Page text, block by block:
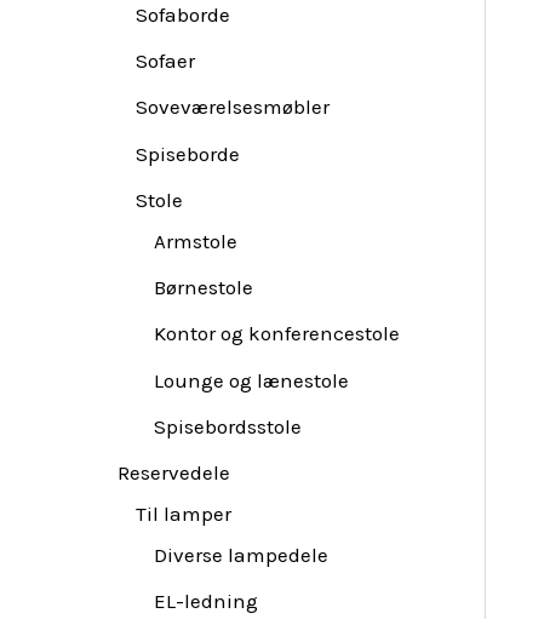
Sofaborde
Sofaer
Soveværelsesmøbler
Spiseborde
Stole
Armstole
Børnestole
Kontor og konferencestole
Lounge og lænestole
Spisebordsstole
Reservedele
Til lamper
Diverse lampedele
EL-ledning